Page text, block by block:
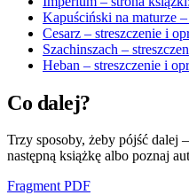
Kapuściński na maturze
Cesarz – streszczenie i
Szachinszach –
Heban – streszczenie i
Co dalej?
Trzy sposoby, żeby pójść
następną książkę albo poznaj
Fragment PDF